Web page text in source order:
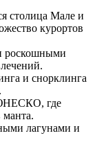
столица Мале и
курортов
роскошными
и снорклинга
где
манта.
лагунами и